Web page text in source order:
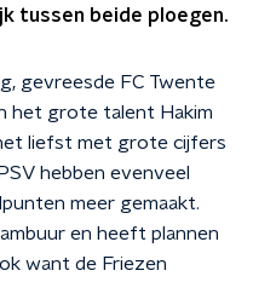
tussen beide ploegen.
gevreesde FC Twente
het grote talent Hakim
liefst met grote cijfers
hebben evenveel
meer gemaakt.
en heeft plannen
want de Friezen